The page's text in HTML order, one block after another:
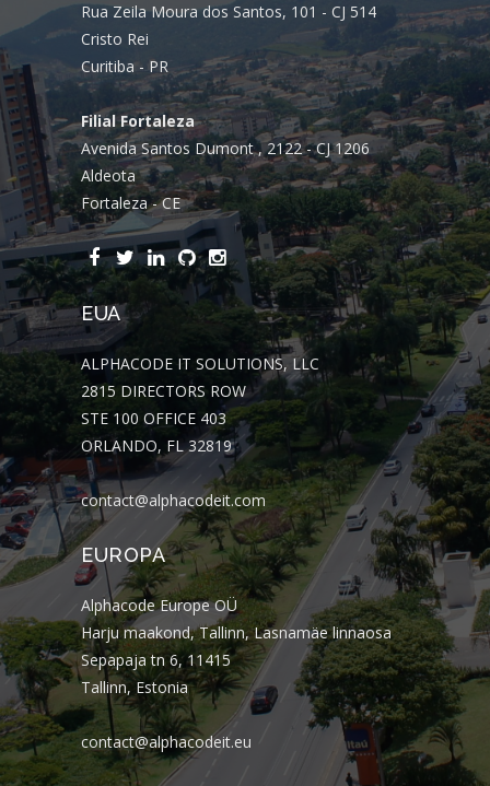
Rua Zeila Moura dos Santos, 101 - CJ 514
Cristo Rei
Curitiba - PR
Filial Fortaleza
Avenida Santos Dumont , 2122 - CJ 1206
Aldeota
Fortaleza - CE
EUA
ALPHACODE IT SOLUTIONS, LLC
2815 DIRECTORS ROW
STE 100 OFFICE 403
ORLANDO, FL 32819
contact@alphacodeit.com
EUROPA
Alphacode Europe OÜ
Harju maakond, Tallinn, Lasnamäe linnaosa
Sepapaja tn 6, 11415
Tallinn, Estonia
contact@alphacodeit.eu